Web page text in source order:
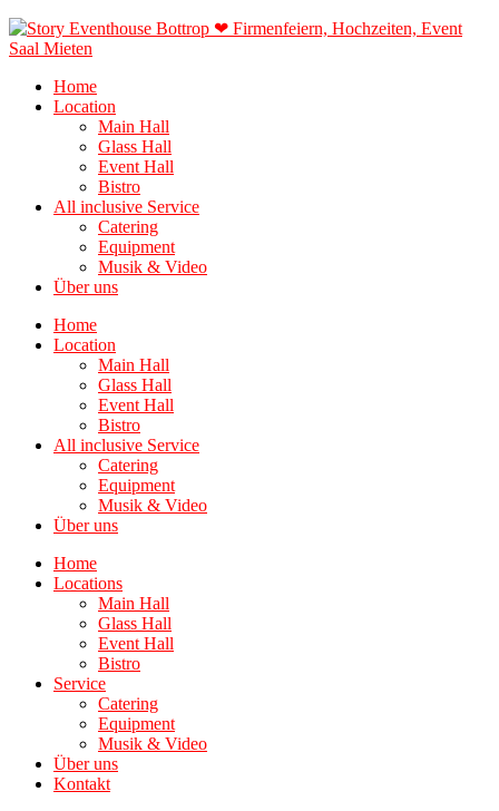
Home
Location
Main Hall
Glass Hall
Event Hall
Bistro
All inclusive Service
Catering
Equipment
Musik & Video
Über uns
Home
Location
Main Hall
Glass Hall
Event Hall
Bistro
All inclusive Service
Catering
Equipment
Musik & Video
Über uns
Home
Locations
Main Hall
Glass Hall
Event Hall
Bistro
Service
Catering
Equipment
Musik & Video
Über uns
Kontakt